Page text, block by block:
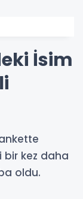
İsim
kez daha
oldu.